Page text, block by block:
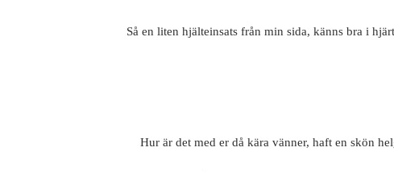
Så en liten hjälteinsats från min sida, känns bra i
Hur är det med er då kära vänner, haft en skön